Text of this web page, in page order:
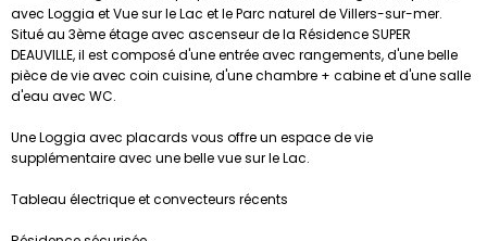
avec Loggia et Vue sur le Lac et le Parc naturel de Villers-sur-mer.
Situé au 3ème étage avec ascenseur de la Résidence SUPER
DEAUVILLE, il est composé d'une entrée avec rangements, d'une belle
pièce de vie avec coin cuisine, d'une chambre + cabine et d'une salle
d'eau avec WC.
Une Loggia avec placards vous offre un espace de vie
supplémentaire avec une belle vue sur le Lac.
Tableau électrique et convecteurs récents